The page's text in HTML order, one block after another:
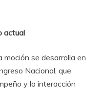
actual
moción se desarrolla en
Nacional, que
y la interacción